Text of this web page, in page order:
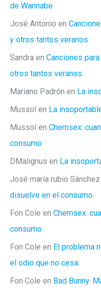
de Wannabe
José Antonio en
y otros tantos veranos
Sandra en Canciones
otros tantos veranos
Mariano Padrón en La
Mussol en La
Mussol en Chemsex:
consumo
DMalignus en La
José maría rubio Sánchez
disuelve en el consumo
Fon Cole en Chemsex:
consumo
Fon Cole en El problema
el odio que no cesa.
Fon Cole en Bad Bunny.